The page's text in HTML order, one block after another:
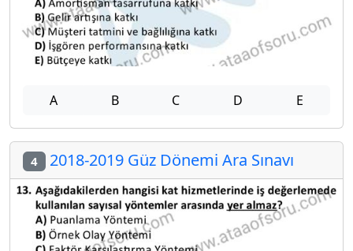
A B C D E
4 2018-2019 Güz Dönemi Ara Sınavı